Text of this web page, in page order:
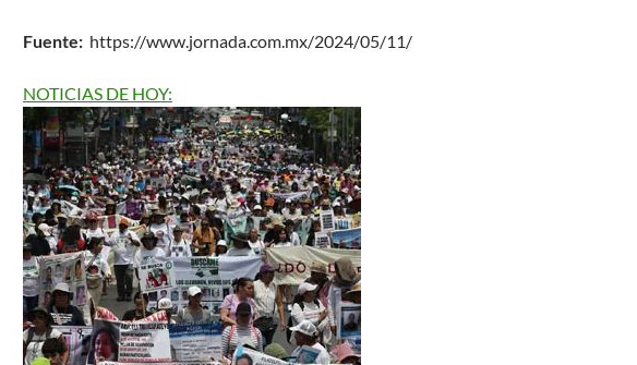
Fuente: https://www.jornada.com.mx/2024/05/11/
NOTICIAS DE HOY: